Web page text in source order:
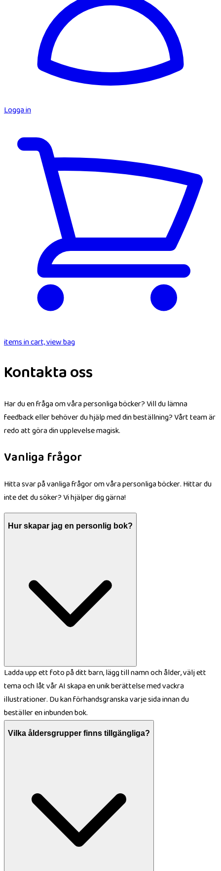
Logga in
items in cart, view bag
Kontakta oss
Har du en fråga om våra personliga böcker? Vill du lämna
feedback eller behöver du hjälp med din beställning? Vårt team är
redo att göra din upplevelse magisk.
Vanliga frågor
Hitta svar på vanliga frågor om våra personliga böcker. Hittar du
inte det du söker? Vi hjälper dig gärna!
Hur skapar jag en personlig bok?
Ladda upp ett foto på ditt barn, lägg till namn och ålder, välj ett
tema och låt vår AI skapa en unik berättelse med vackra
illustrationer. Du kan förhandsgranska varje sida innan du
beställer en inbunden bok.
Vilka åldersgrupper finns tillgängliga?